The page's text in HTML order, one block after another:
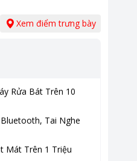
Xem điểm trưng bày
Rửa Bát Trên 10
Tai Nghe
Mát Trên 1 Triệu